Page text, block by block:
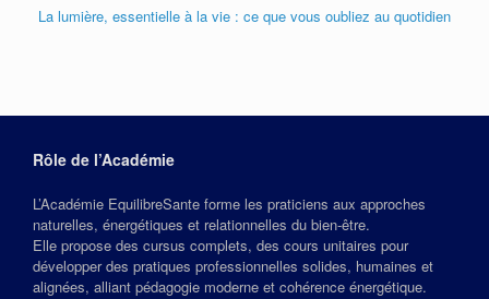
La lumière, essentielle à la vie : ce que vous oubliez au quotidien
Rôle de l’Académie
L’Académie EquilibreSante forme les praticiens aux approches
naturelles, énergétiques et relationnelles du bien‑être.
Elle propose des cursus complets, des cours unitaires pour
développer des pratiques professionnelles solides, humaines et
alignées, alliant pédagogie moderne et cohérence énergétique.